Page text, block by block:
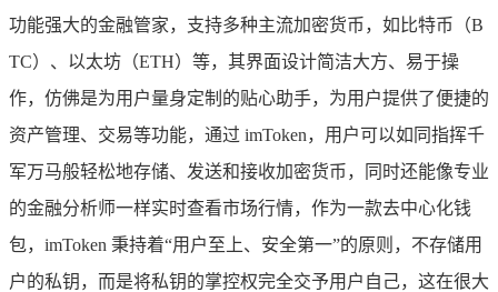
功能强大的金融管家，支持多种主流加密货币，如比特币（B
TC）、以太坊（ETH）等，其界面设计简洁大方、易于操
作，仿佛是为用户量身定制的贴心助手，为用户提供了便捷的
资产管理、交易等功能，通过 imToken，用户可以如同指挥千
军万马般轻松地存储、发送和接收加密货币，同时还能像专业
的金融分析师一样实时查看市场行情，作为一款去中心化钱
包，imToken 秉持着“用户至上、安全第一”的原则，不存储用
户的私钥，而是将私钥的掌控权完全交予用户自己，这在很大